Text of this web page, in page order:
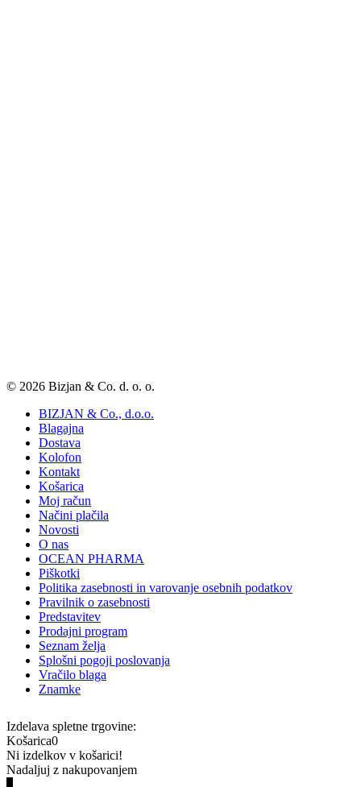
© 2026 Bizjan & Co. d. o. o.
BIZJAN & Co., d.o.o.
Blagajna
Dostava
Kolofon
Kontakt
Košarica
Moj račun
Načini plačila
Novosti
O nas
OCEAN PHARMA
Piškotki
Politika zasebnosti in varovanje osebnih podatkov
Pravilnik o zasebnosti
Predstavitev
Prodajni program
Seznam želja
Splošni pogoji poslovanja
Vračilo blaga
Znamke
Izdelava spletne trgovine:
Košarica0
Ni izdelkov v košarici!
Nadaljuj z nakupovanjem